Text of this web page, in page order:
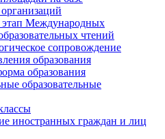
Международных
чтений
сопровождение
образования
образования
образовательные
иностранных граждан и лиц